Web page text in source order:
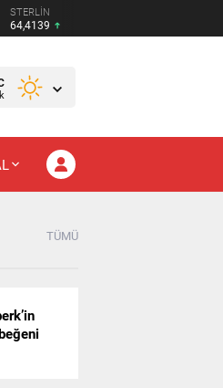
STERLİN
64,4139
TÜMÜ